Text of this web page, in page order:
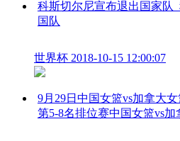
科斯切尔尼宣布退出国家队
国队
世界杯 2018-10-15 12:00:07
9月29日中国女篮vs加拿大
第5-8名排位赛中国女篮vs加